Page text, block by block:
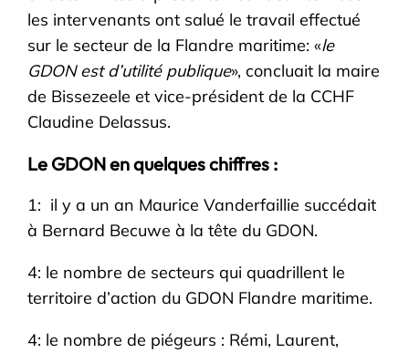
les intervenants ont salué le travail effectué
sur le secteur de la Flandre maritime: «le
GDON est d’utilité publique», concluait la maire
de Bissezeele et vice-président de la CCHF
Claudine Delassus.
Le GDON en quelques chiffres :
1: il y a un an Maurice Vanderfaillie succédait
à Bernard Becuwe à la tête du GDON.
4: le nombre de secteurs qui quadrillent le
territoire d’action du GDON Flandre maritime.
4: le nombre de piégeurs : Rémi, Laurent,